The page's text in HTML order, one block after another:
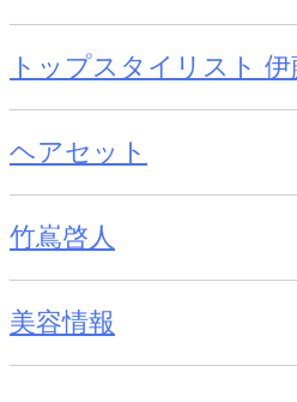
トップスタイリスト 伊
ヘアセット
竹嶌啓人
美容情報